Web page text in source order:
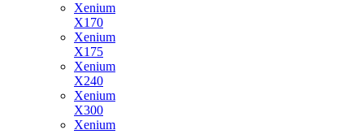
Xenium
X170
Xenium
X175
Xenium
X240
Xenium
X300
Xenium